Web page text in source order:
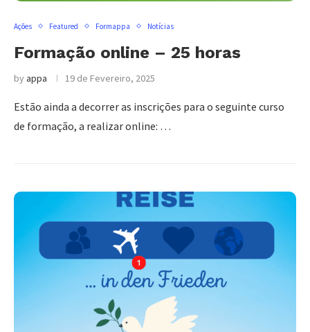
Ações Featured Formappa Notícias
Formação online – 25 horas
byappa 19 de Fevereiro, 2025
Estão ainda a decorrer as inscrições para o seguinte curso
de formação, a realizar online: …